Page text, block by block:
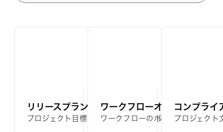
リリースプランナー
プロジェクト目標を基に、必要なステップを踏まえた
ワークフローオプティマイザ
ワークフローのボトルネックを特
コンプライ
プロジェクト